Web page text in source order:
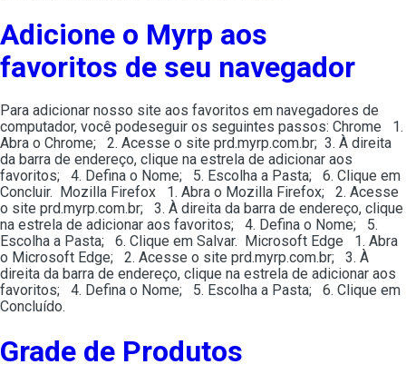
Adicione o Myrp aos
favoritos de seu navegador
Para adicionar nosso site aos favoritos em navegadores de
computador, você podeseguir os seguintes passos: Chrome 1.
Abra o Chrome; 2. Acesse o site prd.myrp.com.br; 3. À direita
da barra de endereço, clique na estrela de adicionar aos
favoritos; 4. Defina o Nome; 5. Escolha a Pasta; 6. Clique em
Concluir. Mozilla Firefox 1. Abra o Mozilla Firefox; 2. Acesse
o site prd.myrp.com.br; 3. À direita da barra de endereço, clique
na estrela de adicionar aos favoritos; 4. Defina o Nome; 5.
Escolha a Pasta; 6. Clique em Salvar. Microsoft Edge 1. Abra
o Microsoft Edge; 2. Acesse o site prd.myrp.com.br; 3. À
direita da barra de endereço, clique na estrela de adicionar aos
favoritos; 4. Defina o Nome; 5. Escolha a Pasta; 6. Clique em
Concluído.
Grade de Produtos